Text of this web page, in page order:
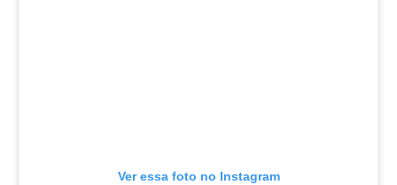
Ver essa foto no Instagram